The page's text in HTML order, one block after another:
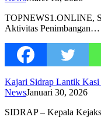
TOPNEWS1.ONLINE,
Aktivitas Penimbangan…
Kajari Sidrap Lantik
NewsJanuari 30, 2026
SIDRAP – Kepala